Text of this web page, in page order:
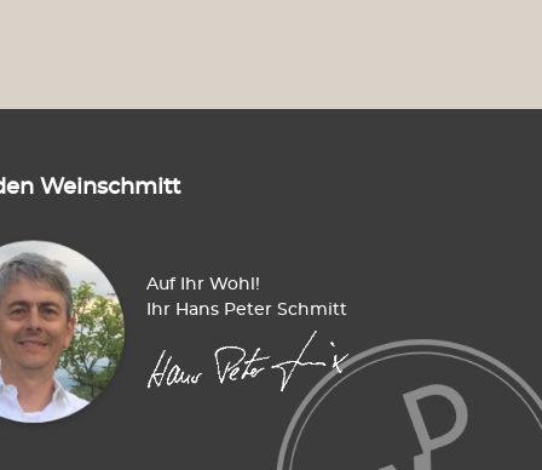
Weinschmitt
Auf Ihr Wohl!
Ihr Hans Peter Schmitt